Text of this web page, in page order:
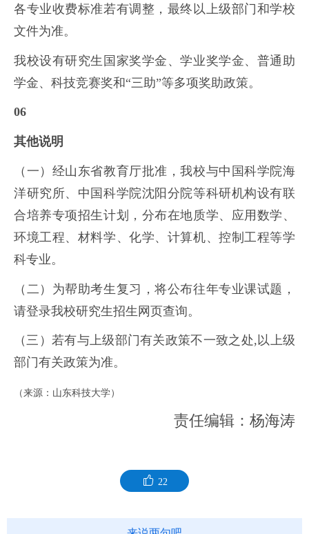
各专业收费标准若有调整，最终以上级部门和学校
文件为准。
我校设有研究生国家奖学金、学业奖学金、普通助
学金、科技竞赛奖和“三助”等多项奖助政策。
06
其他说明
（一）经山东省教育厅批准，我校与中国科学院海
洋研究所、中国科学院沈阳分院等科研机构设有联
合培养专项招生计划，分布在地质学、应用数学、
环境工程、材料学、化学、计算机、控制工程等学
科专业。
（二）为帮助考生复习，将公布往年专业课试题，
请登录我校研究生招生网页查询。
（三）若有与上级部门有关政策不一致之处,以上级
部门有关政策为准。
（来源：山东科技大学）
责任编辑：杨海涛
22